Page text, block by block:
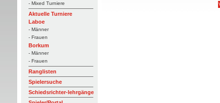
- Mixed Turniere
Aktuelle Turniere
Laboe
- Männer
- Frauen
Borkum
- Männer
- Frauen
Ranglisten
Spielersuche
Schiedsrichter-lehrgänge